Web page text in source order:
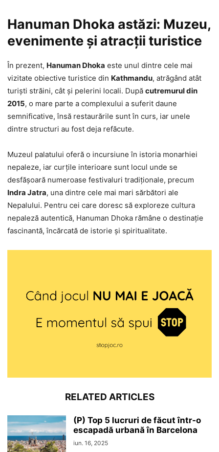
Hanuman Dhoka astăzi: Muzeu,
evenimente și atracții turistice
În prezent, Hanuman Dhoka este unul dintre cele mai
vizitate obiective turistice din Kathmandu, atrăgând atât
turiști străini, cât și pelerini locali. După cutremurul din
2015, o mare parte a complexului a suferit daune
semnificative, însă restaurările sunt în curs, iar unele
dintre structuri au fost deja refăcute.
Muzeul palatului oferă o incursiune în istoria monarhiei
nepaleze, iar curțile interioare sunt locul unde se
desfășoară numeroase festivaluri tradiționale, precum
Indra Jatra, una dintre cele mai mari sărbători ale
Nepalului. Pentru cei care doresc să exploreze cultura
nepaleză autentică, Hanuman Dhoka rămâne o destinație
fascinantă, încărcată de istorie și spiritualitate.
RELATED ARTICLES
(P) Top 5 lucruri de făcut într-o
escapadă urbană în Barcelona
iun. 16, 2025